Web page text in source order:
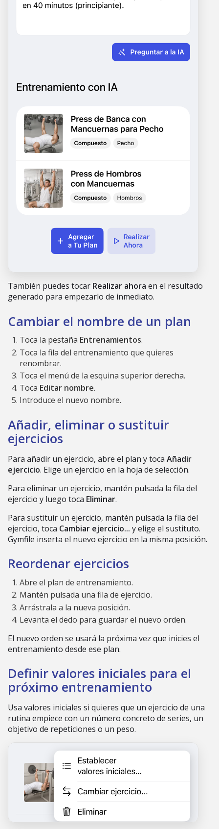
También puedes tocar Realizar ahora en el resultado
generado para empezarlo de inmediato.
Cambiar el nombre de un plan
Toca la pestaña Entrenamientos.
Toca la fila del entrenamiento que quieres
renombrar.
Toca el menú de la esquina superior derecha.
Toca Editar nombre.
Introduce el nuevo nombre.
Añadir, eliminar o sustituir
ejercicios
Para añadir un ejercicio, abre el plan y toca Añadir
ejercicio. Elige un ejercicio en la hoja de selección.
Para eliminar un ejercicio, mantén pulsada la fila del
ejercicio y luego toca Eliminar.
Para sustituir un ejercicio, mantén pulsada la fila del
ejercicio, toca Cambiar ejercicio... y elige el sustituto.
Gymfile inserta el nuevo ejercicio en la misma posición.
Reordenar ejercicios
Abre el plan de entrenamiento.
Mantén pulsada una fila de ejercicio.
Arrástrala a la nueva posición.
Levanta el dedo para guardar el nuevo orden.
El nuevo orden se usará la próxima vez que inicies el
entrenamiento desde ese plan.
Definir valores iniciales para el
próximo entrenamiento
Usa valores iniciales si quieres que un ejercicio de una
rutina empiece con un número concreto de series, un
objetivo de repeticiones o un peso.